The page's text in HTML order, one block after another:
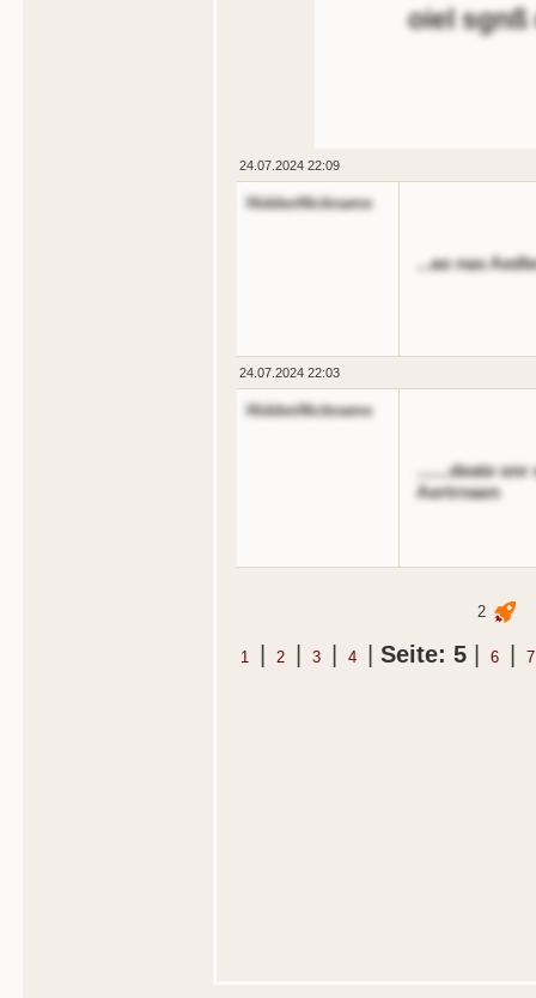
oiel sgnß
24.07.2024 22:09
HiddenNickname
...ao nas
24.07.2024 22:03
HiddenNickname
.......deate
Aertrnaen
2
1 2 3 4 Seite: 5 6 7